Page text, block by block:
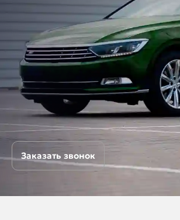
Заказать звонок